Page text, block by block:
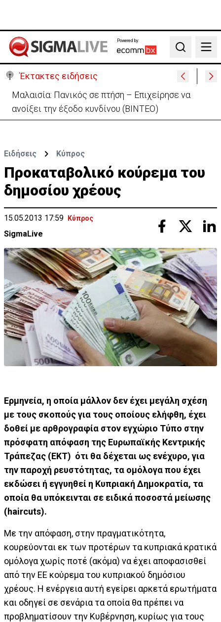
Powered by:
Search
Έκτακτες ειδήσεις
Ιράν σε ΗΠΑ: «Ο εχθρός να αποδεχτεί όλους τους
όρους μας» για άνοιγμα Ορμούζ
Ειδήσεις Κύπρος
Προκαταβολικό κούρεμα του
δημοσίου χρέους
15.05.2013 17:59 Κύπρος
SigmaLive
Ερμηνεία, η οποία μάλλον δεν έχει μεγάλη σχέση
με τους σκοπούς για τους οποίους ελήφθη, έχει
δοθεί με αρθρογραφία στον εγχώριο Τύπο στην
πρόσφατη απόφαση της Ευρωπαϊκής Κεντρικής
Τράπεζας (ΕΚΤ) ότι θα δέχεται ως ενέχυρο, για
την παροχή ρευστότητας, τα ομόλογα που έχει
εκδώσει ή εγγυηθεί η Κυπριακή Δημοκρατία, τα
οποία θα υπόκεινται σε ειδικά ποσοστά μείωσης
(haircuts).
Με την απόφαση, στην πραγματικότητα,
κουρεύονται εκ των προτέρων τα κυπριακά κρατικά
ομόλογα χωρίς ποτέ (ακόμα) να έχει αποφασισθεί
από την ΕΕ κούρεμα του κυπριακού δημόσιου
χρέους. Η ενέργεια αυτή εγείρει αρκετά ερωτήματα
και οδηγεί σε σενάρια τα οποία θα πρέπει να
προβληματίσουν την Κυβέρνηση, κυρίως για τους